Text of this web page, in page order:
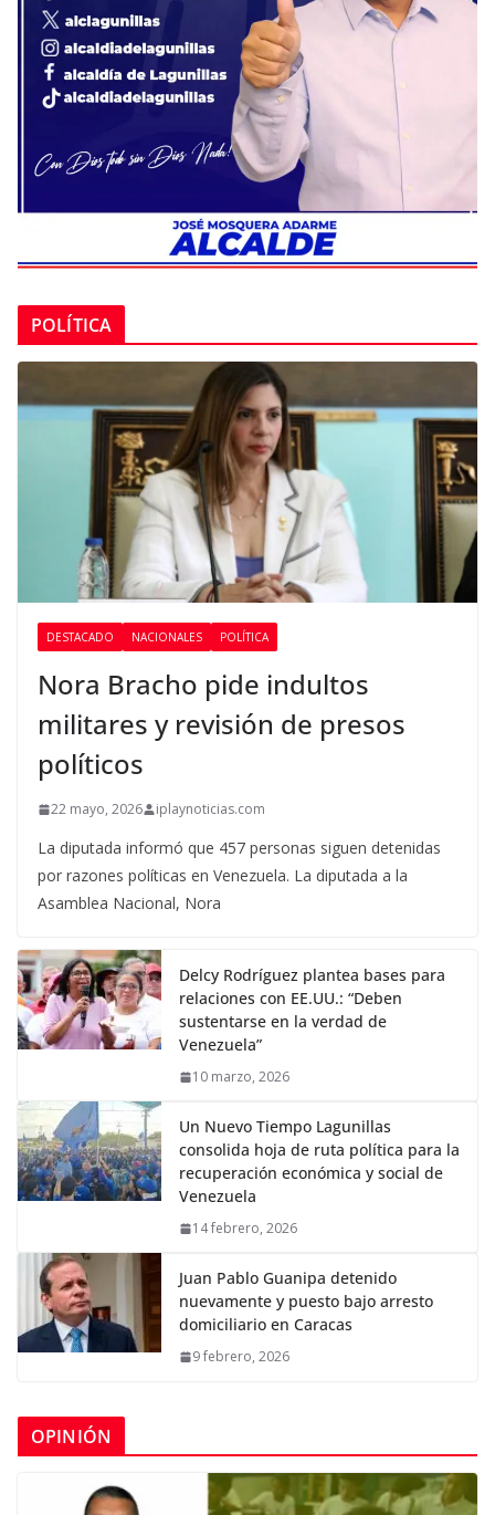
POLÍTICA
DESTACADO NACIONALES POLÍTICA
Nora Bracho pide indultos
militares y revisión de presos
políticos
22 mayo, 2026 iplaynoticias.com
La diputada informó que 457 personas siguen detenidas
por razones políticas en Venezuela. La diputada a la
Asamblea Nacional, Nora
Delcy Rodríguez plantea bases para
relaciones con EE.UU.: “Deben
sustentarse en la verdad de
Venezuela”
10 marzo, 2026
Un Nuevo Tiempo Lagunillas
consolida hoja de ruta política para la
recuperación económica y social de
Venezuela
14 febrero, 2026
Juan Pablo Guanipa detenido
nuevamente y puesto bajo arresto
domiciliario en Caracas
9 febrero, 2026
OPINIÓN